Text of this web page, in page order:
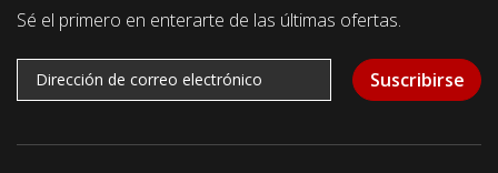
Sé el primero en enterarte de las últimas ofertas.
Suscribirse